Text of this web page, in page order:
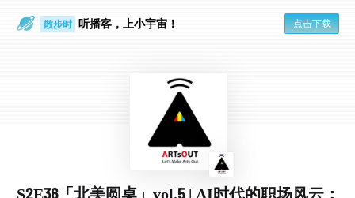
散步时 听播客，上小宇宙！ 点击下载
S2E36「北美圆桌」vol.5 | AI时代的职场风云：